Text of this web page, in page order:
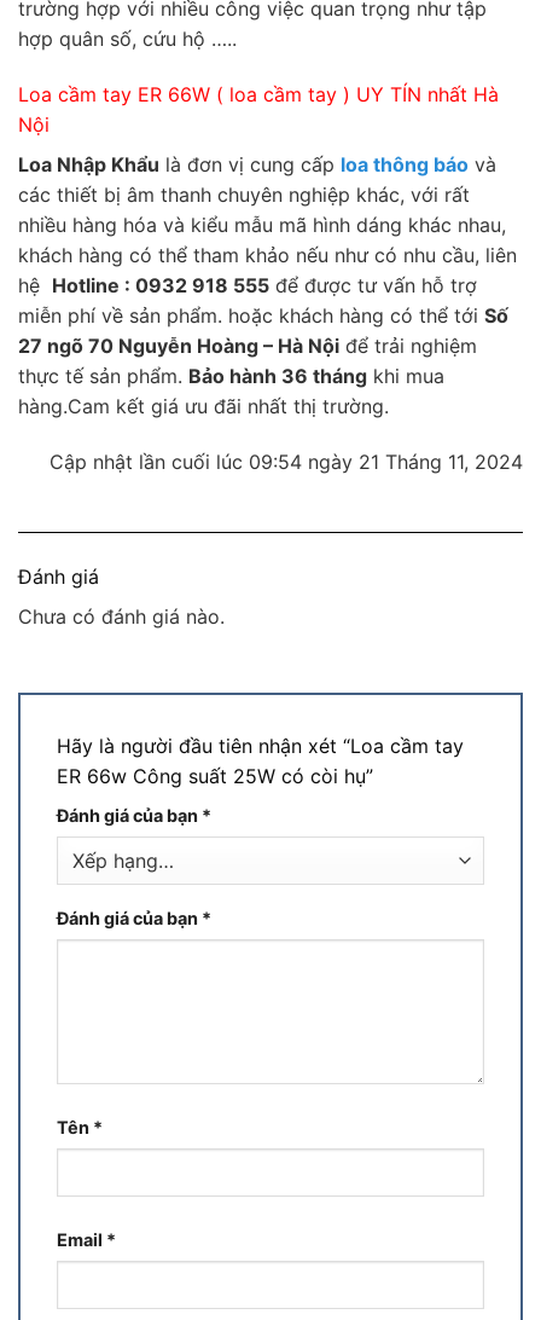
trường hợp với nhiều công việc quan trọng như tập
hợp quân số, cứu hộ …..
Loa cầm tay ER 66W ( loa cầm tay ) UY TÍN nhất Hà
Nội
Loa Nhập Khẩu là đơn vị cung cấp loa thông báo và
các thiết bị âm thanh chuyên nghiệp khác, với rất
nhiều hàng hóa và kiểu mẫu mã hình dáng khác nhau,
khách hàng có thể tham khảo nếu như có nhu cầu, liên
hệ Hotline : 0932 918 555 để được tư vấn hỗ trợ
miễn phí về sản phẩm. hoặc khách hàng có thể tới Số
27 ngõ 70 Nguyễn Hoàng – Hà Nội để trải nghiệm
thực tế sản phẩm. Bảo hành 36 tháng khi mua
hàng.Cam kết giá ưu đãi nhất thị trường.
Cập nhật lần cuối lúc 09:54 ngày 21 Tháng 11, 2024
Đánh giá
Chưa có đánh giá nào.
Hãy là người đầu tiên nhận xét “Loa cầm tay
ER 66w Công suất 25W có còi hụ”
Đánh giá của bạn *
Đánh giá của bạn *
Tên *
Email *